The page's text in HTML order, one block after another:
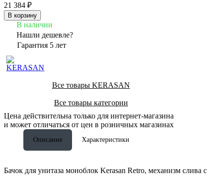
21 384 ₽
В корзину
В наличии
Нашли дешевле?
Гарантия 5 лет
Все товары KERASAN
Все товары категории
Цена действительна только для интернет-магазина
и может отличаться от цен в розничных магазинах
Описание Характеристики
Бачок для унитаза моноблок Kerasan Retro, механизм слива с